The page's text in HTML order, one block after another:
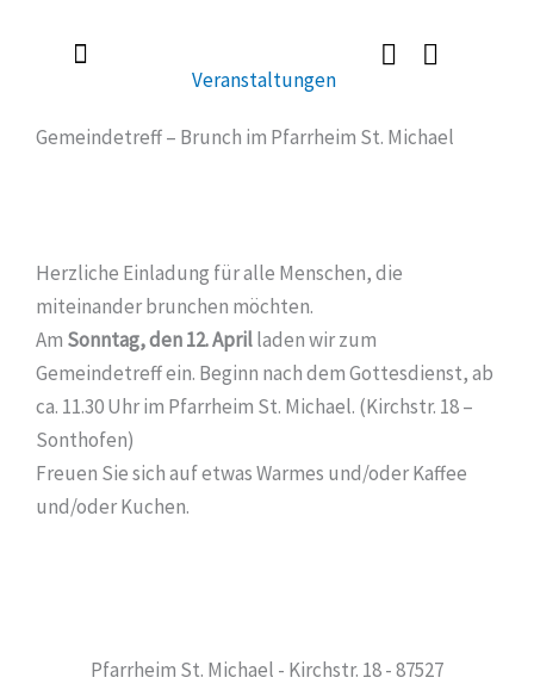
Veranstaltungen
Gemeindetreff – Brunch im Pfarrheim St. Michael
Herzliche Einladung für alle Menschen, die
miteinander brunchen möchten.
Am Sonntag, den 12. Aprilladen wir zum
Gemeindetreff ein. Beginn nach dem Gottesdienst, ab
ca. 11.30 Uhr im Pfarrheim St. Michael. (Kirchstr. 18 –
Sonthofen)
Freuen Sie sich auf etwas Warmes und/oder Kaffee
und/oder Kuchen.
Pfarrheim St. Michael - Kirchstr. 18 - 87527